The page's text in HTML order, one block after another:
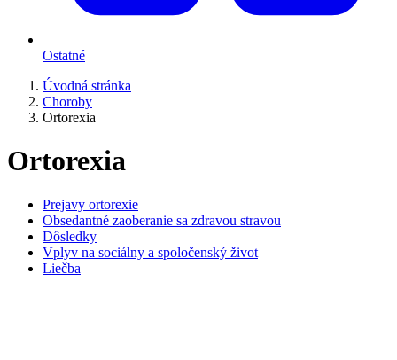
Ostatné
Úvodná stránka
Choroby
Ortorexia
Ortorexia
Prejavy ortorexie
Obsedantné zaoberanie sa zdravou stravou
Dôsledky
Vplyv na sociálny a spoločenský život
Liečba